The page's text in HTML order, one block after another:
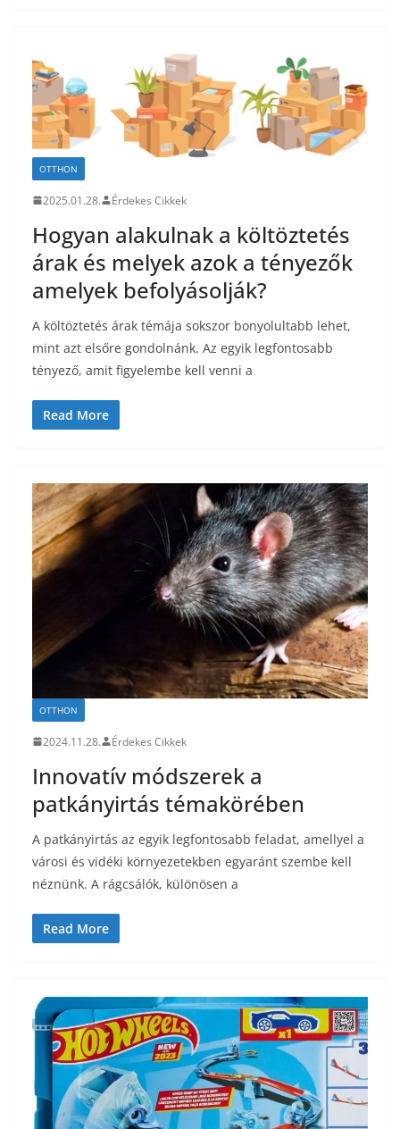
OTTHON
2025.01.28. Érdekes Cikkek
Hogyan alakulnak a költöztetés
árak és melyek azok a tényezők
amelyek befolyásolják?
A költöztetés árak témája sokszor bonyolultabb lehet,
mint azt elsőre gondolnánk. Az egyik legfontosabb
tényező, amit figyelembe kell venni a
Read More
OTTHON
2024.11.28. Érdekes Cikkek
Innovatív módszerek a
patkányirtás témakörében
A patkányirtás az egyik legfontosabb feladat, amellyel a
városi és vidéki környezetekben egyaránt szembe kell
néznünk. A rágcsálók, különösen a
Read More